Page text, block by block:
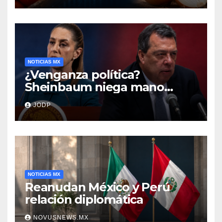
NOTICIAS MX
¿Venganza política?
Sheinbaum niega mano
negra en captura de Ángel
Aguirre
JODP
NOTICIAS MX
Reanudan México y Perú
relación diplomática
NOVUSNEWS.MX